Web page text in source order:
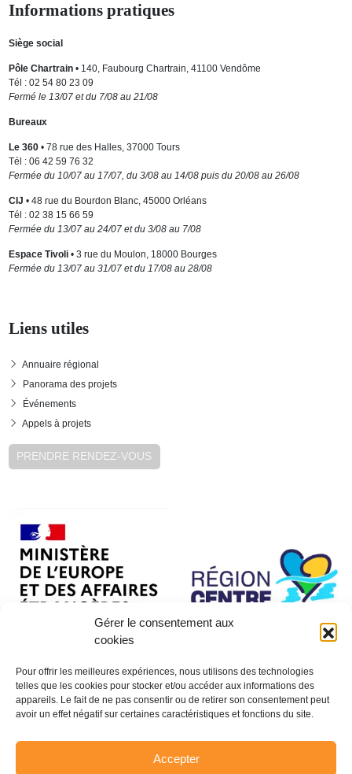
Gérer le consentement aux
cookies
Pour offrir les meilleures expériences, nous utilisons des technologies
telles que les cookies pour stocker et/ou accéder aux informations des
appareils. Le fait de ne pas consentir ou de retirer son consentement peut
avoir un effet négatif sur certaines caractéristiques et fonctions du site.
Accepter
Informations pratiques
Siège social
Pôle Chartrain• 140, Faubourg Chartrain, 41100 Vendôme
Tél : 02 54 80 23 09
Fermé le 13/07 et du 7/08 au 21/08
Bureaux
Le 360• 78 rue des Halles, 37000 Tours
Tél : 06 42 59 76 32
Fermée du 10/07 au 17/07, du 3/08 au 14/08 puis du 20/08 au 26/08
CIJ • 48 rue du Bourdon Blanc, 45000 Orléans
Tél : 02 38 15 66 59
Fermée du 13/07 au 24/07 et du 3/08 au 7/08
Espace Tivoli• 3 rue du Moulon, 18000 Bourges
Fermée du 13/07 au 31/07 et du 17/08 au 28/08
Liens utiles
Annuaire régional
Panorama des projets
Événements
Appels à projets
PRENDRE RENDEZ-VOUS